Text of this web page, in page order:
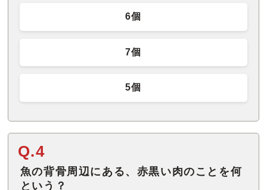
6個
7個
5個
Q.4
魚の背骨周辺にある、赤黒い肉のことを何
という？